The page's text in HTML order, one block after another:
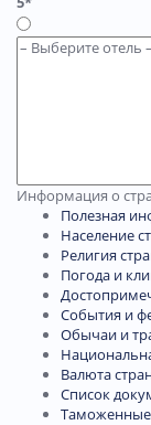
Информация о
Полезная
Население
Религия
Погода и
События и
Обычаи и
Валюта
Список